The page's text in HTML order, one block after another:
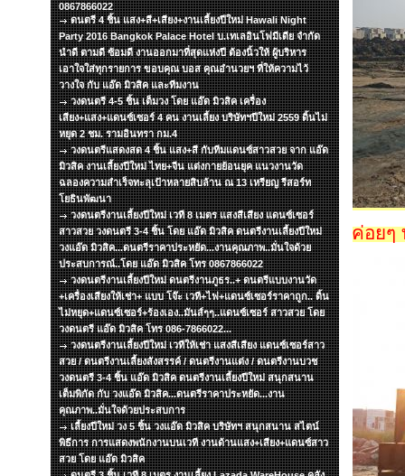
0867866022
ดนตรี 4 ชิ้น แสง+สี+เสียง+งานเลี้ยงปีใหม่ Hawali Night
Party 2016 Bangkok Palace Hotel บ.เทเลอินโฟมีเดีย จำกัด
นำดี ตามดี ซ้อมดี งานออกมาที่สุดแห่งปี ต้องนิ้วให้ ผู้บริหาร
เอาใจใส่ทุกรายการ ขอบคุณ บอส คุณอำนวยฯ ที่ให้ความไว้
วางใจ กับ แอ๊ด มิวสิค และทีมงาน
วงดนตรี 4-5 ชิ้น เต็มวง โดย แอ๊ด มิวสิค เครื่อง
เสียง+แสง+แดนซ์เซอร์ 4 คน งานเลี้ยง บริษัทฯปีใหม่ 2559 ดิ้นไม่
หยุด 2 ชม. รามอินทรา กม.4
วงดนตรีแสดงสด 4 ชิ้น แสง+สี กับทีมแดนซ์สาวสวย จาก แอ๊ด
มิวสิค งานเลี้ยงปีใหม่ ไทย+จีน แต่งกายย้อนยุค แนวงานวัด
ฉลองความสำเร็จทะลุเป้าหลายสิบล้าน ณ 13 เหรียญ รีสอร์ท
โยธินพัฒนา
วงดนตรีงานเลี้ยงปีใหม่ เวที 8 เมตร แสงสีเสียง แดนซ์เซอร์
สาวสวย วงดนตรี 3-4 ชิ้น โดย แอ๊ด มิวสิค ดนตรีงานเลี้ยงปีใหม่
วงแอ๊ด มิวสิค...ดนตรีราคาประหยัด...งานคุณภาพ..มั่นใจด้วย
ประสบการณ์..โดย แอ๊ด มิวสิค โทร 0867866022
วงดนตรีงานเลี้ยงปีใหม่ ดนตรีงานภูธร..+ ดนตรีแบบงานวัด
+เครื่องเสียงให้เช่า+ แบบ โจ๊ะ เวที+ไฟ+แดนซ์เซอร์ราคาถูก.. ดิ้น
ไม่หยุด+แดนซ์เซอร์+ร้องเอง..มันส์ๆๆ..แดนซ์เซอร์ สาวสวย โดย
วงดนตรี แอ๊ด มิวสิค โทร 086-7866022...
วงดนตรีงานเลี้ยงปีใหม่ เวทีให้เช่า แสงสีเสียง แดนซ์เซอร์สาว
สวย / ดนตรีงานเลี้ยงสังสรรค์ / ดนตรีงานแต่ง / ดนตรีงานบวช
วงดนตรี 3-4 ชิ้น แอ๊ด มิวสิค ดนตรีงานเลี้ยงปีใหม่ สนุกสนาน
เต็มพิกัด กับ วงแอ๊ด มิวสิค...ดนตรีราคาประหยัด...งาน
คุณภาพ..มั่นใจด้วยประสบการ
เลี้ยงปีใหม่ วง 5 ชิ้น วงแอ๊ด มิวสิค บริษัทฯ สนุกสนาน สไตน์
พิธีการ การแสดงพนักงานบนเวที งานด้านแสง+เสียง+แดนซ์สาว
สวย โดย แอ๊ด มิวสิค
ค่อยๆ